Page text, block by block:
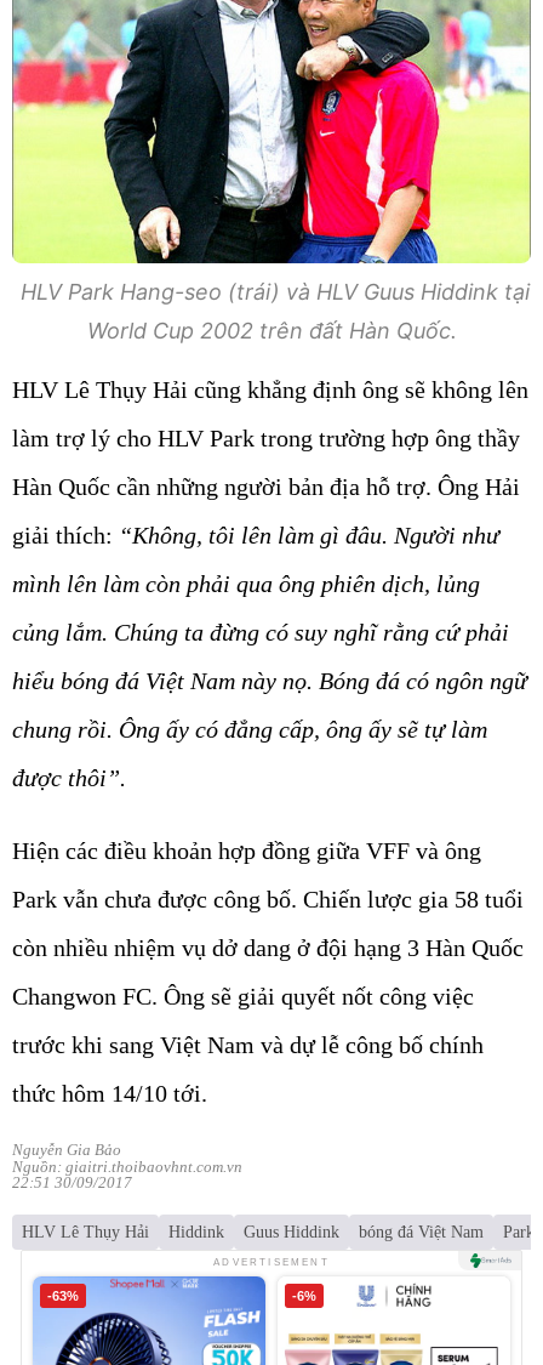
HLV Park Hang-seo (trái) và HLV Guus Hiddink tại
World Cup 2002 trên đất Hàn Quốc.
HLV Lê Thụy Hải cũng khẳng định ông sẽ không lên
làm trợ lý cho HLV Park trong trường hợp ông thầy
Hàn Quốc cần những người bản địa hỗ trợ. Ông Hải
giải thích: “Không, tôi lên làm gì đâu. Người như
mình lên làm còn phải qua ông phiên dịch, lủng
củng lắm. Chúng ta đừng có suy nghĩ rằng cứ phải
hiểu bóng đá Việt Nam này nọ. Bóng đá có ngôn ngữ
chung rồi. Ông ấy có đẳng cấp, ông ấy sẽ tự làm
được thôi”.
Hiện các điều khoản hợp đồng giữa VFF và ông
Park vẫn chưa được công bố. Chiến lược gia 58 tuổi
còn nhiều nhiệm vụ dở dang ở đội hạng 3 Hàn Quốc
Changwon FC. Ông sẽ giải quyết nốt công việc
trước khi sang Việt Nam và dự lễ công bố chính
thức hôm 14/10 tới.
Nguyễn Gia Bảo
Nguồn: giaitri.thoibaovhnt.com.vn
22:51 30/09/2017
HLV Lê Thụy Hải Hiddink Guus Hiddink bóng đá Việt Nam Park
ADVERTISEMENT
-63% -6%